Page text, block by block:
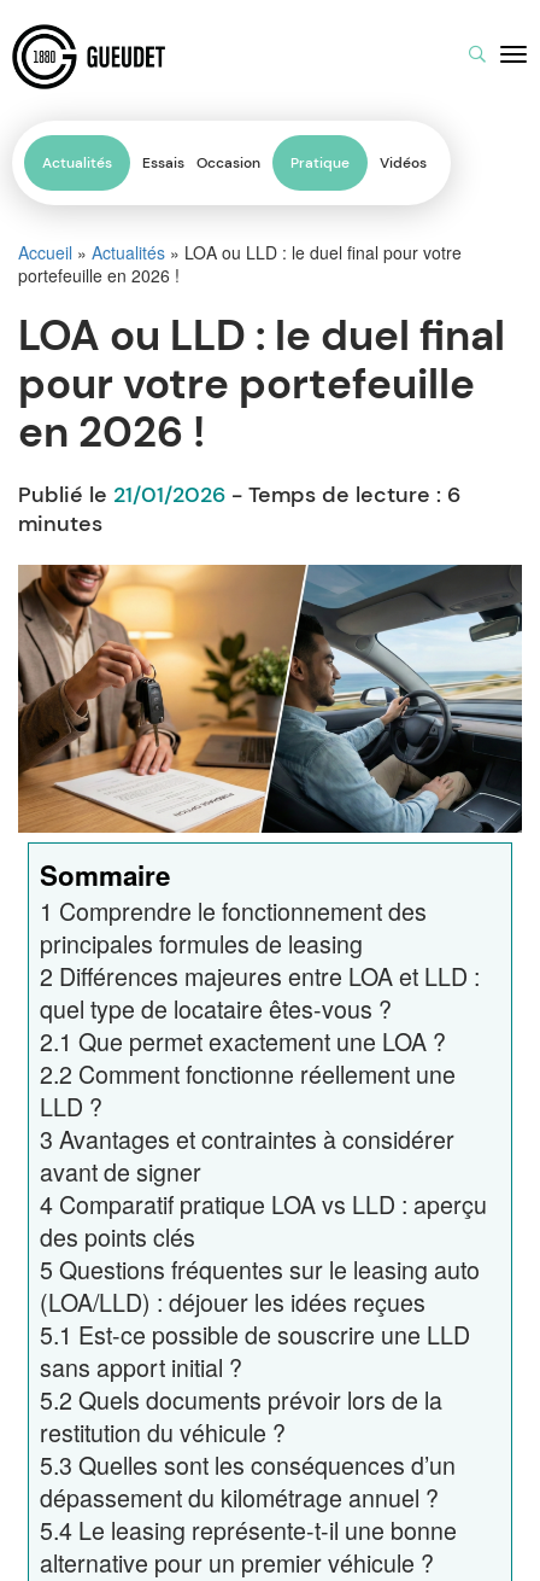
Actualités Essais Occasion Pratique Vidéos
Accueil » Actualités » LOA ou LLD : le duel final pour votre
portefeuille en 2026 !
LOA ou LLD : le duel final
pour votre portefeuille
en 2026 !
Publié le 21/01/2026 - Temps de lecture : 6
minutes
Sommaire
1 Comprendre le fonctionnement des
principales formules de leasing
2 Différences majeures entre LOA et LLD :
quel type de locataire êtes-vous ?
2.1 Que permet exactement une LOA ?
2.2 Comment fonctionne réellement une
LLD ?
3 Avantages et contraintes à considérer
avant de signer
4 Comparatif pratique LOA vs LLD : aperçu
des points clés
5 Questions fréquentes sur le leasing auto
(LOA/LLD) : déjouer les idées reçues
5.1 Est-ce possible de souscrire une LLD
sans apport initial ?
5.2 Quels documents prévoir lors de la
restitution du véhicule ?
5.3 Quelles sont les conséquences d’un
dépassement du kilométrage annuel ?
5.4 Le leasing représente-t-il une bonne
alternative pour un premier véhicule ?